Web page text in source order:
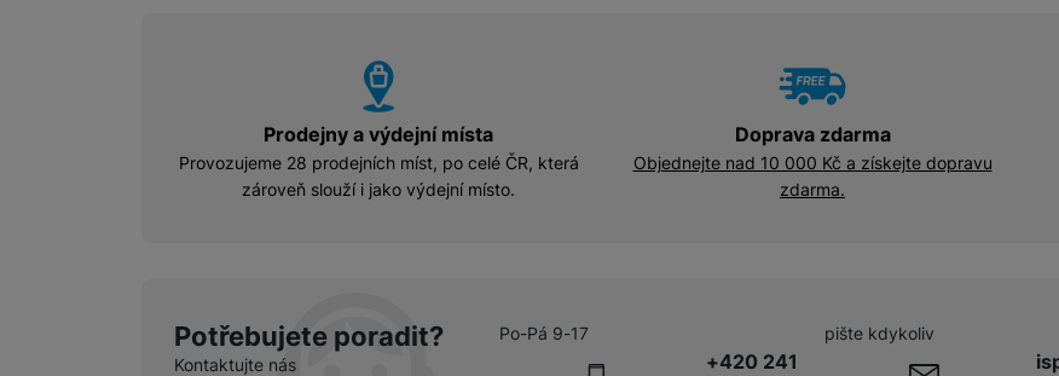
Prodejny a výdejní místa
Provozujeme 28 prodejních míst, po celé ČR, která
zároveň slouží i jako výdejní místo.
Doprava zdarma
Objednejte nad 10 000 Kč a získejte dopravu
zdarma.
Potřebujete poradit?
Kontaktujte nás
Po-Pá 9-17
+420 241
pište kdykoliv